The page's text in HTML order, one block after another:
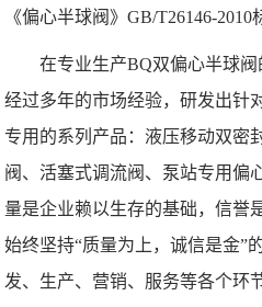
《偏心半球阀》GB/T26146-2010
在专业生产BQ双偏心半球
经过多年的市场经验，研发出针
专用的系列产品：液压移动双密
阀、活塞式调流阀、泵站专用偏
量是企业赖以生存的基础，信誉
始终坚持“质量为上，诚信是金”
发、生产、营销、服务等各个环